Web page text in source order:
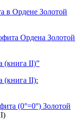
в Ордене Золотой
Ордена Золотой
(книга II)”
(книга II):
(0°=0°) Золотой